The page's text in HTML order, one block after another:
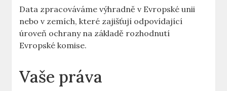
Data zpracováváme výhradně v Evropské unii
nebo v zemích, které zajišťují odpovídající
úroveň ochrany na základě rozhodnutí
Evropské komise.
Vaše práva